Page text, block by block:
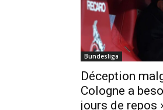
Bundesliga
Déception
Cologne a
jours de repos